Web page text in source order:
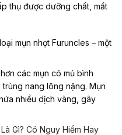
thụ được dưỡng chất, mất
mụn nhọt Furuncles – một
các mụn có mủ bình
nang lông nặng. Mụn
nhiều dịch vàng, gây
Gì? Có Nguy Hiểm Hay